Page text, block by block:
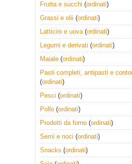
Frutta e succhi (ordinati)
Grassi e olii (ordinati)
Latticini e uova(ordinati)
Legumi e derivati (ordinati)
Maiale (ordinati)
Pasti completi, antipasti e
(ordinati)
Pesci (ordinati)
Pollo (ordinati)
Prodotti da forno (ordinati)
Semi e noci (ordinati)
Snacks (ordinati)